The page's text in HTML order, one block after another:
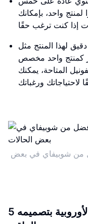
واحد، بإمكانك
لهذا المنتج مثل
كمنتج واحد مخصص
المتاحة، يمكنك
من شوبيفاي في بعض
5 أسباب لاختيار منتج الجودة الأوروبية بتصميمه